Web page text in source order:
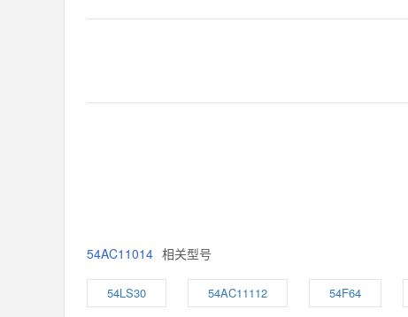
54AC11014 相关型号
54LS30 54AC11112 54F64